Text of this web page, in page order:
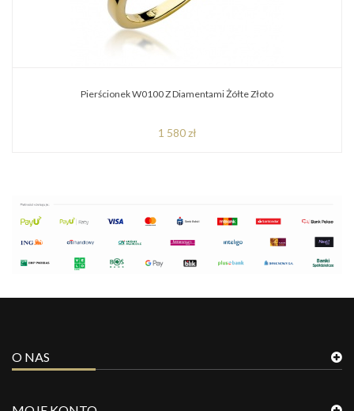
Pierścionek W0100 Z Diamentami Żółte Złoto
1 580 zł
O NAS